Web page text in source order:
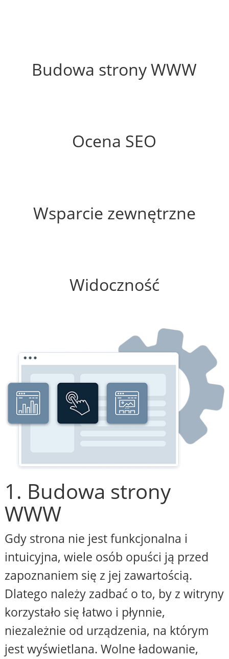
Budowa strony WWW
Ocena SEO
Wsparcie zewnętrzne
Widoczność
1. Budowa strony
WWW
Gdy strona nie jest funkcjonalna i
intuicyjna, wiele osób opuści ją przed
zapoznaniem się z jej zawartością.
Dlatego należy zadbać o to, by z witryny
korzystało się łatwo i płynnie,
niezależnie od urządzenia, na którym
jest wyświetlana. Wolne ładowanie,